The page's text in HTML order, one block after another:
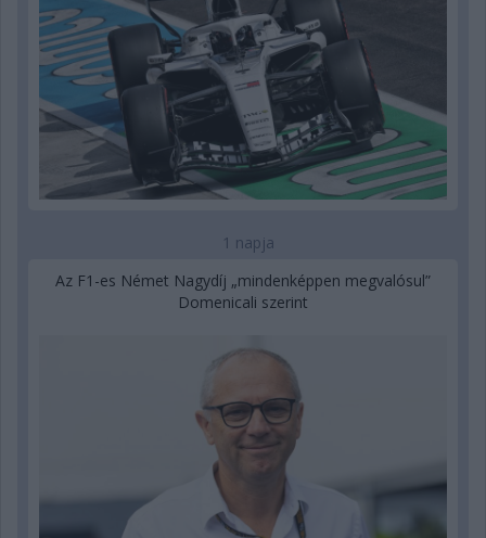
1 napja
Az F1-es Német Nagydíj „mindenképpen megvalósul”
Domenicali szerint